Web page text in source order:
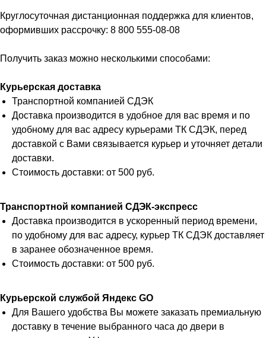
Круглосуточная дистанционная поддержка для клиентов,
оформивших рассрочку: 8 800 555-08-08
Получить заказ можно несколькими способами:
Курьерская доставка
Транспортной компанией СДЭК
Доставка производится в удобное для вас время и по
удобному для вас адресу курьерами ТК СДЭК, перед
доставкой с Вами связывается курьер и уточняет детали
доставки.
Стоимость доставки: от 500 руб.
Транспортной компанией СДЭК-экспресс
Доставка производится в ускоренный период времени,
по удобному для вас адресу, курьер ТК СДЭК доставляет
в заранее обозначенное время.
Стоимость доставки: от 500 руб.
Курьерской службой Яндекс GO
Для Вашего удобства Вы можете заказать премиальную
доставку в течение выбранного часа до двери в